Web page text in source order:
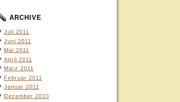
ARCHIVE
Juli 2011
Juni 2011
Mai 2011
April 2011
März 2011
Februar 2011
Januar 2011
Dezember 2010